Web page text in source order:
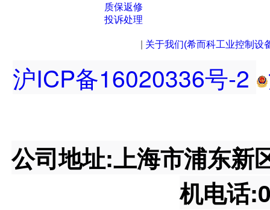
质保返修
投诉处理
关于我们(希而科工业控制设
沪ICP备16020336号-2
公司地址:上海市浦东新
机电话